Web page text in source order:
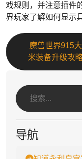
戏规则，并注意插件
界玩家了解如何显示
魔兽世界915大
米装备升级攻
导航